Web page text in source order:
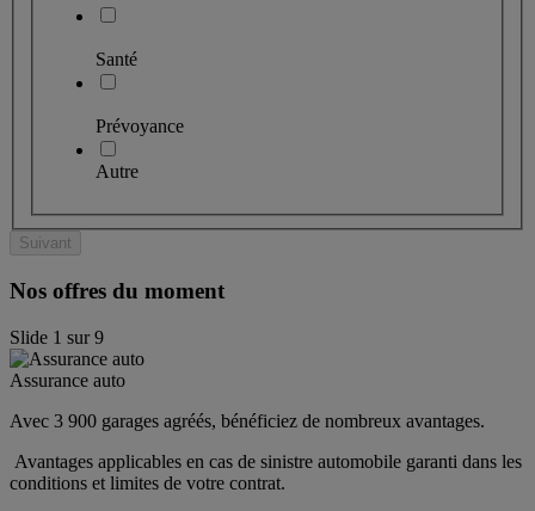
Santé
Prévoyance
Autre
Suivant
Nos offres du moment
Slide 1 sur9
Assurance auto
Avec 3 900 garages agréés, bénéficiez de nombreux avantages.
Avantages applicables en cas de sinistre automobile garanti dans les
conditions et limites de votre contrat.